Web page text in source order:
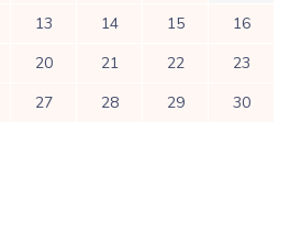
13 14 15
16
20 21 22
23
27 28 29
30